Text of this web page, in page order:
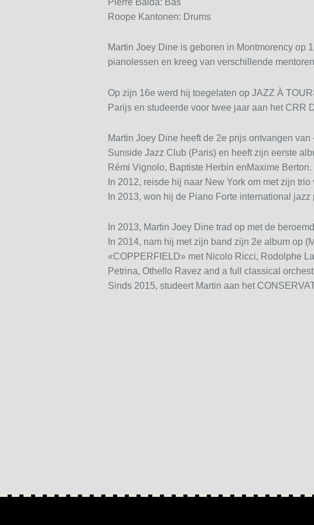
Pierre Balda: Bas
Roope Kantonen: Drums
Martin Joey Dine is geboren in Montmorency op
pianolessen en kreeg van verschillende
Op zijn 16e werd hij toegelaten op JAZZ À
Parijs en studeerde voor twee jaar aan het CRR
Martin Joey Dine heeft de 2e prijs ontvangen
Sunside Jazz Club (Paris) en heeft zijn eerste
Rémi Vignolo, Baptiste Herbin enMaxime Berton.
In 2012, reisde hij naar New York om met zijn
In 2013, won hij de Piano Forte international
In 2013, Martin Joey Dine trad op met de
In 2014, nam hij met zijn band zijn 2e album op
«COPPERFIELD» met Nicolo Ricci, Rodolphe
Petrina, Othello Ravez and a full classical
Sinds 2015, studeert Martin aan het